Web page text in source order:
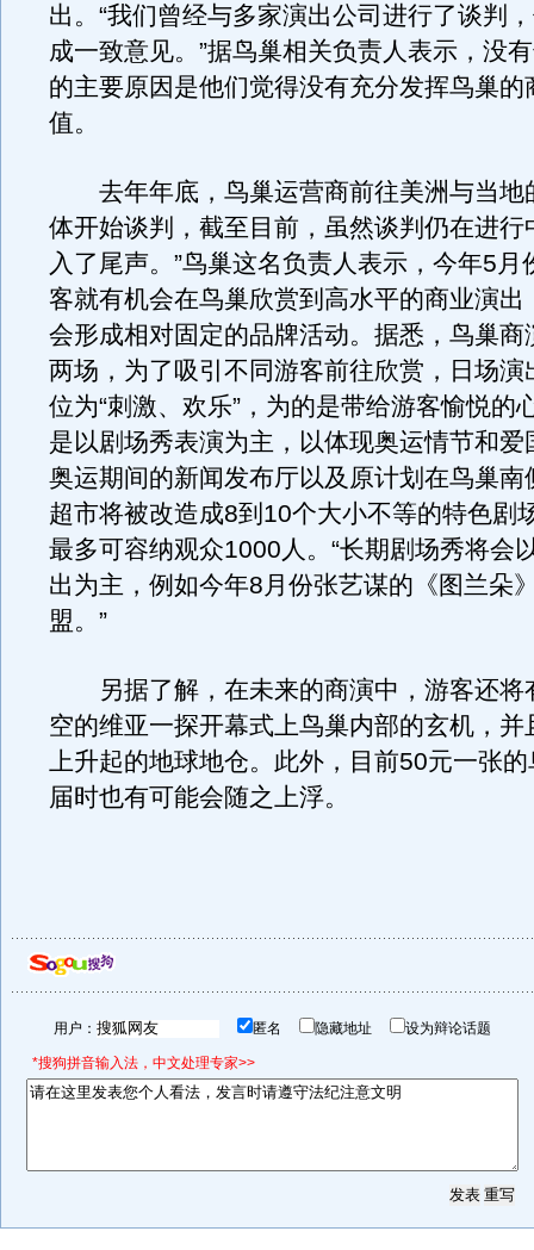
出。“我们曾经与多家演出公司进行了谈判
成一致意见。”据鸟巢相关负责人表示，没
的主要原因是他们觉得没有充分发挥鸟巢的
值。
去年年底，鸟巢运营商前往美洲与当地
体开始谈判，截至目前，虽然谈判仍在进行
入了尾声。”鸟巢这名负责人表示，今年5月
客就有机会在鸟巢欣赏到高水平的商业演出
会形成相对固定的品牌活动。据悉，鸟巢商
两场，为了吸引不同游客前往欣赏，日场演
位为“刺激、欢乐”，为的是带给游客愉悦的
是以剧场秀表演为主，以体现奥运情节和爱
奥运期间的新闻发布厅以及原计划在鸟巢南
超市将被改造成8到10个大小不等的特色剧
最多可容纳观众1000人。“长期剧场秀将会
出为主，例如今年8月份张艺谋的《图兰朵
盟。”
另据了解，在未来的商演中，游客还将
空的维亚一探开幕式上鸟巢内部的玄机，并
上升起的地球地仓。此外，目前50元一张
届时也有可能会随之上浮。
用户： 匿名 隐藏地址 设为辩论话题
*搜狗拼音输入法，中文处理专家>>